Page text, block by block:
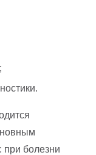
при болезни